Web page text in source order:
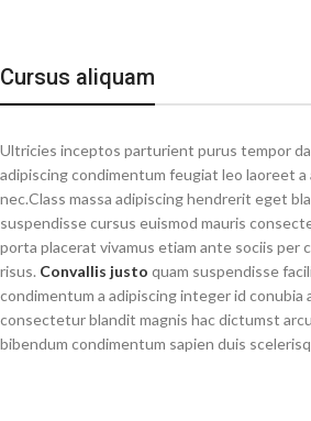
Cursus aliquam
Ultricies inceptos parturient purus tempor
adipiscing condimentum feugiat leo laoreet
nec.Class massa adipiscing hendrerit eget
suspendisse cursus euismod mauris
porta placerat vivamus etiam ante sociis per
risus. Convallis justo quam suspendisse
condimentum a adipiscing integer id conubia
consectetur blandit magnis hac dictumst
bibendum condimentum sapien duis